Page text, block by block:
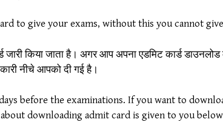
to give your exams, without this you cannot
जारी किया जाता है। अगर आप अपना एडमिट कार्ड
नीचे आपको दी गई है।
before the examinations. If you want to
downloading admit card is given to you